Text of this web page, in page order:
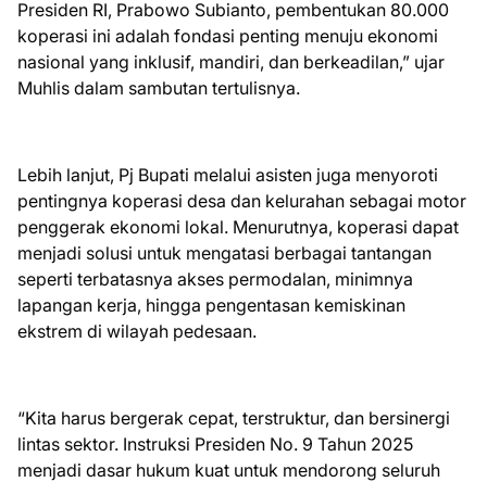
Presiden RI, Prabowo Subianto, pembentukan 80.000
koperasi ini adalah fondasi penting menuju ekonomi
nasional yang inklusif, mandiri, dan berkeadilan,” ujar
Muhlis dalam sambutan tertulisnya.
Lebih lanjut, Pj Bupati melalui asisten juga menyoroti
pentingnya koperasi desa dan kelurahan sebagai motor
penggerak ekonomi lokal. Menurutnya, koperasi dapat
menjadi solusi untuk mengatasi berbagai tantangan
seperti terbatasnya akses permodalan, minimnya
lapangan kerja, hingga pengentasan kemiskinan
ekstrem di wilayah pedesaan.
“Kita harus bergerak cepat, terstruktur, dan bersinergi
lintas sektor. Instruksi Presiden No. 9 Tahun 2025
menjadi dasar hukum kuat untuk mendorong seluruh